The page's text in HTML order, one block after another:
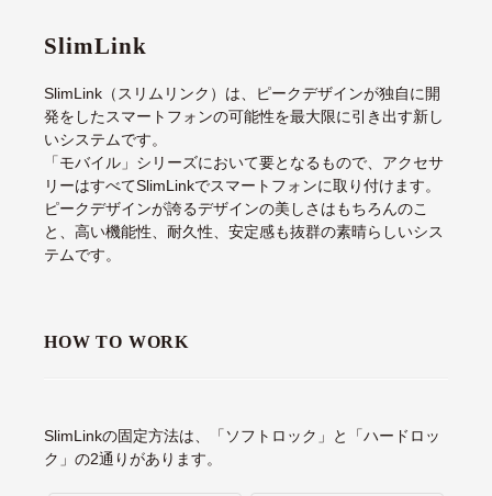
SlimLink
SlimLink（スリムリンク）は、ピークデザインが独自に開
発をしたスマートフォンの可能性を最大限に引き出す新し
いシステムです。
「モバイル」シリーズにおいて要となるもので、アクセサ
リーはすべてSlimLinkでスマートフォンに取り付けます。
ピークデザインが誇るデザインの美しさはもちろんのこ
と、高い機能性、耐久性、安定感も抜群の素晴らしいシス
テムです。
HOW TO WORK
SlimLinkの固定方法は、「ソフトロック」と「ハードロッ
ク」の2通りがあります。